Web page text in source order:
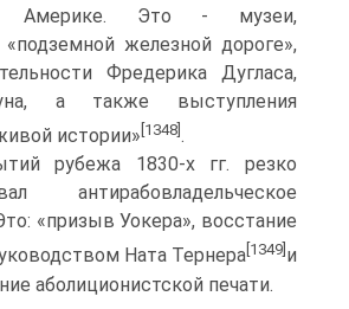
Америке. Это - музеи,
железной дороге»,
Фредерика Дугласа,
а также выступления
истории» [1348] .
рубежа 1830-х гг. резко
антирабовладельческое
«призыв Уокера», восстание
Ната Тернера [1349] и
аболиционистской печати.